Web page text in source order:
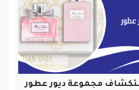
مجموعة ديور عطور